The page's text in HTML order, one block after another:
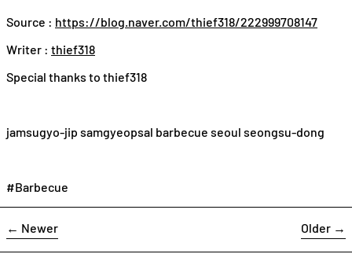
Source : https://blog.naver.com/thief318/222999708147
Writer : thief318
Special thanks to thief318
jamsugyo-jip samgyeopsal barbecue seoul seongsu-dong
#Barbecue
← Newer Older →